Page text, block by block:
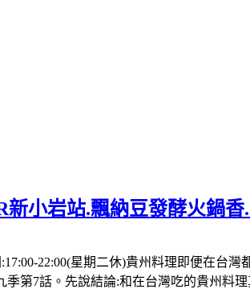
新小岩站.飄納豆發酵火鍋
22:00(星期二休)貴州料理即便在台
第7話。先說結論:和在台灣吃的貴州料